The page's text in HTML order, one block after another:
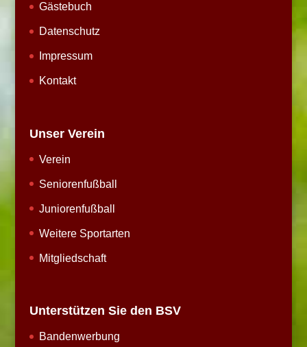
Gästebuch
Datenschutz
Impressum
Kontakt
Unser Verein
Verein
Seniorenfußball
Juniorenfußball
Weitere Sportarten
Mitgliedschaft
Unterstützen Sie den BSV
Bandenwerbung